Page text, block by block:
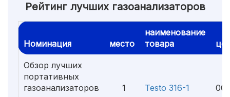
Рейтинг лучших газоанализаторов
Номинация место
наименование
товара
Обзор лучших
портативных
газоанализаторов
1 Testo 316-1